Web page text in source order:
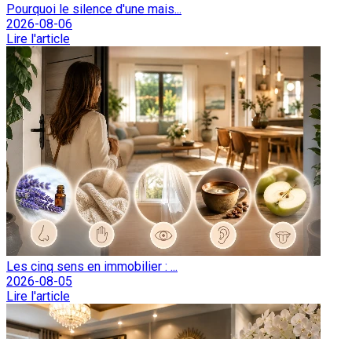
Pourquoi le silence d'une mais...
2026-08-06
Lire l'article
Les cinq sens en immobilier : ...
2026-08-05
Lire l'article